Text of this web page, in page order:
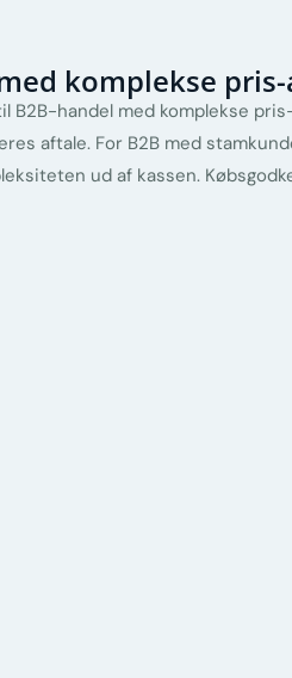
komplekse
B2B-handel med komplekse
aftale. For B2B med
ud af kassen.